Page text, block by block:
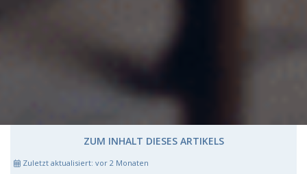
ZUM INHALT DIESES ARTIKELS
Zuletzt aktualisiert: vor 2 Monaten